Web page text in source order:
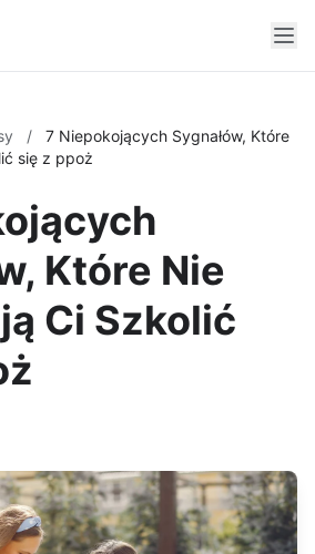
/
7 Niepokojących Sygnałów, Które
się z ppoż
Które Nie
Ci Szkolić